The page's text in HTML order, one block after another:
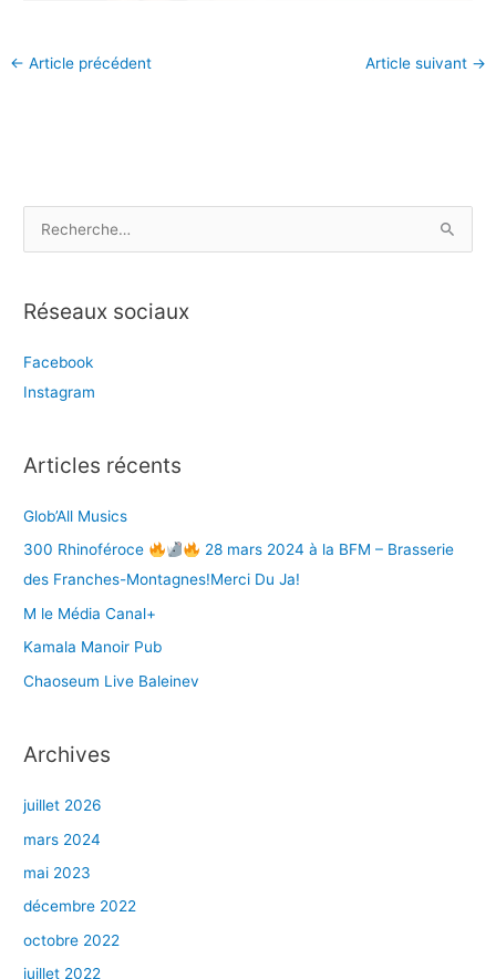
← Article précédent Article suivant →
e
h
r
c
e
:
Réseaux sociaux
Facebook
Instagram
Articles récents
Glob’All Musics
300 Rhinoféroce
28 mars 2024 à la BFM – Brasserie
des Franches-Montagnes!Merci Du Ja!
M le Média Canal+
Kamala Manoir Pub
Chaoseum Live Baleinev
Archives
juillet 2026
mars 2024
mai 2023
décembre 2022
octobre 2022
juillet 2022